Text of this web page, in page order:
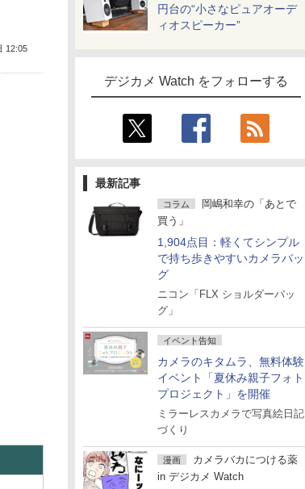
円台の“小さなピュアオーデ
ィオスピーカー”
デジカメ Watch をフォローする
最新記事
コラム
岡嶋和幸の「あとで
買う」
1,904点目：軽くてシンプル
で持ち歩きやすいカメラバッ
グ
ニコン「FLX ショルダーバッ
グ」
イベント告知
カメラのキタムラ、無料体験
イベント「夏休み親子フォト
プロジェクト」を開催
ミラーレスカメラで写真絵日記
づくり
漫画
カメラバカにつける薬
in デジカメ Watch
12:05